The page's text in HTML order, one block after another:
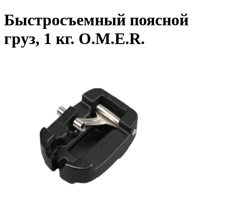
Быстросъемный поясной
груз, 1 кг. O.M.E.R.